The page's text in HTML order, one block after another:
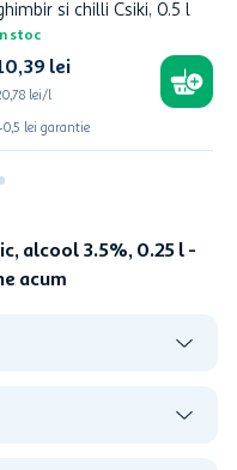
si chilli Csiki, 0.5 l
In stoc
,39 lei
lei/l
0,5 lei garantie
alcool 3.5%, 0.25 l -
acum